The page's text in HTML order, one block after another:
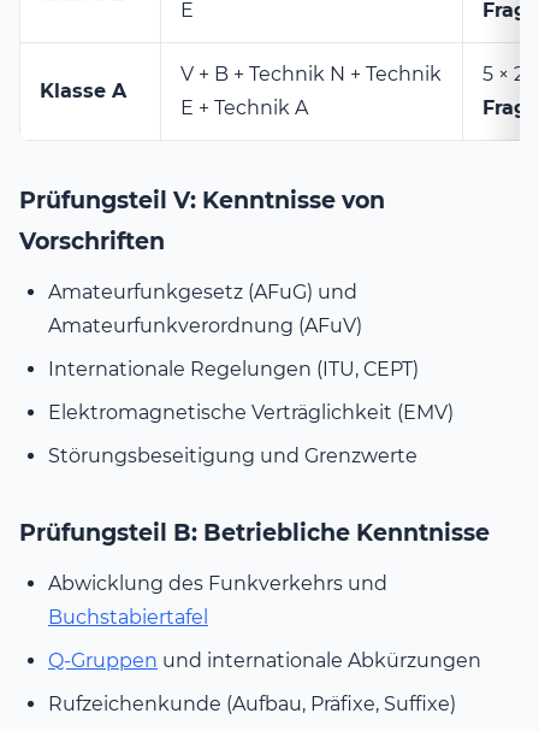
E
Klasse A
V + B + Technik N + Technik
E + Technik A
5 ×
Prüfungsteil V: Kenntnisse von
Vorschriften
Amateurfunkgesetz (AFuG) und
Amateurfunkverordnung (AFuV)
Internationale Regelungen (ITU, CEPT)
Elektromagnetische Verträglichkeit (EMV)
Störungsbeseitigung und Grenzwerte
Prüfungsteil B: Betriebliche Kenntnisse
Abwicklung des Funkverkehrs und
Buchstabiertafel
Q-Gruppen und internationale Abkürzungen
Rufzeichenkunde (Aufbau, Präfixe, Suffixe)